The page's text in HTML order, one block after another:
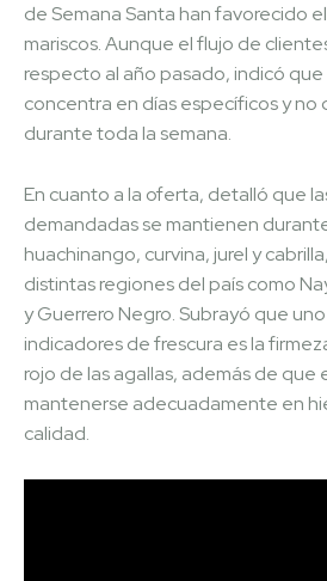
de Semana Santa han favorecido
mariscos. Aunque el flujo de
respecto al año pasado, indicó
concentra en días específicos y
durante toda la semana.
En cuanto a la oferta, detalló que
demandadas se mantienen
huachinango, curvina, jurel y
distintas regiones del país como
y Guerrero Negro. Subrayó que
indicadores de frescura es la
rojo de las agallas, además de
mantenerse adecuadamente en
calidad.